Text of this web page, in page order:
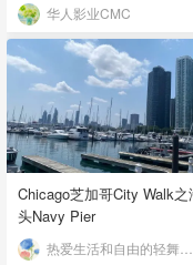
华人影业CMC
Chicago芝加哥City Walk之
头Navy Pier